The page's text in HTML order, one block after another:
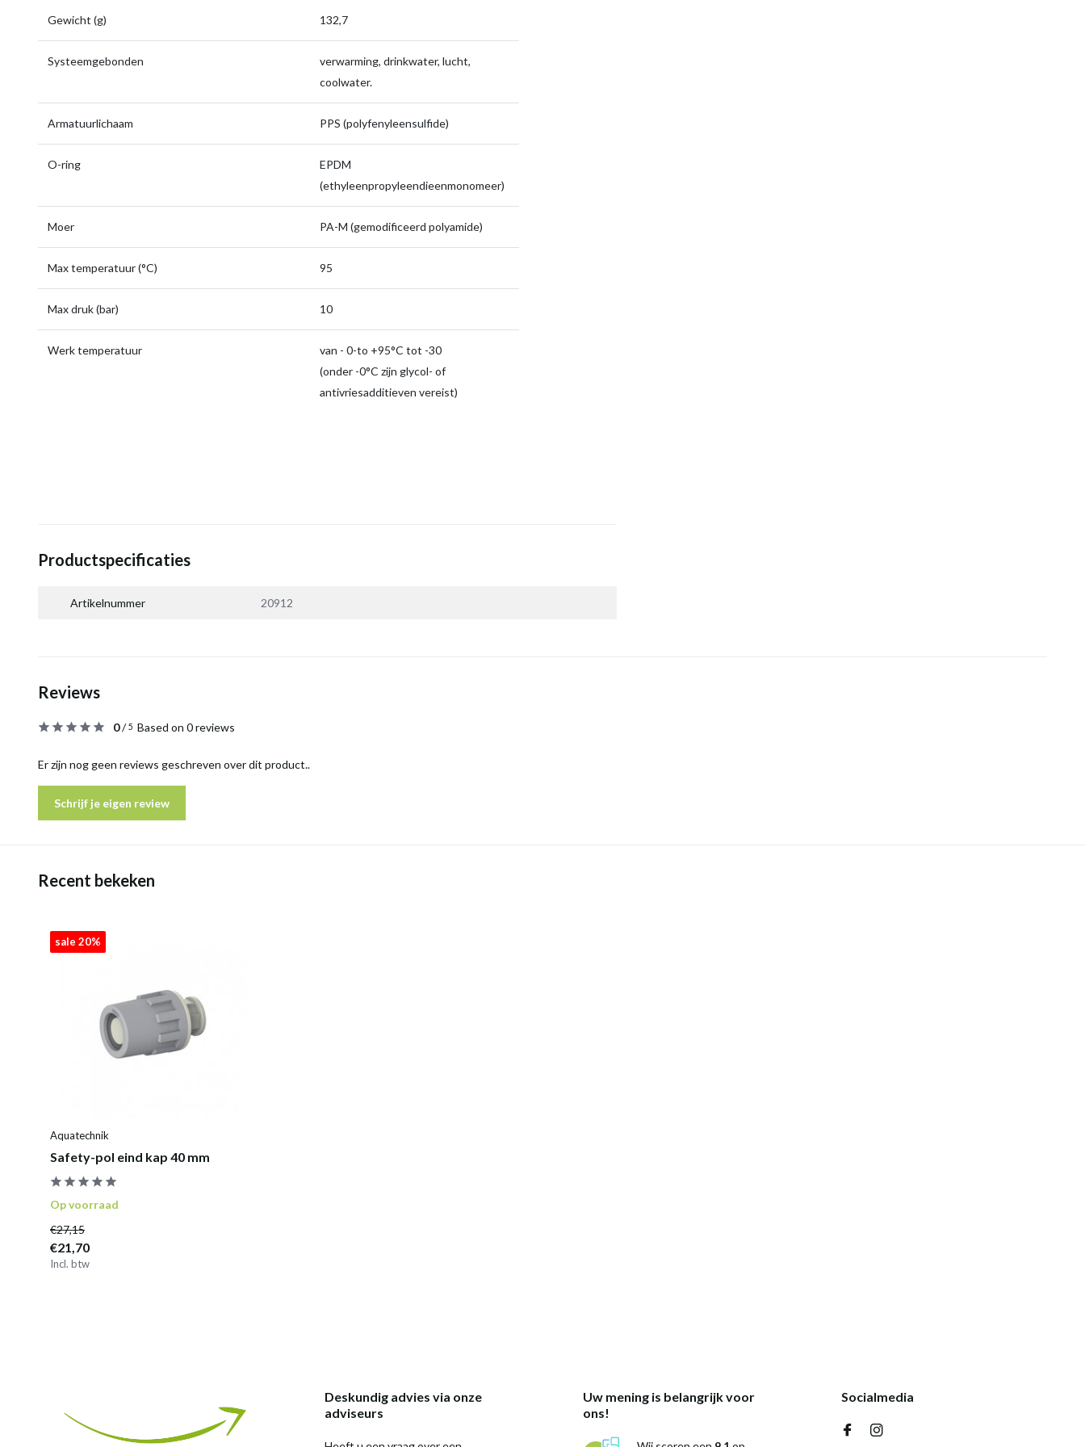
Gewicht (g) 132,7
Systeemgebonden
verwarming, drinkwater, lucht,
coolwater.
Armatuurlichaam PPS (polyfenyleensulfide)
O-ring
EPDM
(ethyleenpropyleendieenmonomeer)
Moer PA-M (gemodificeerd polyamide)
Max temperatuur (°C) 95
Max druk (bar) 10
Werk temperatuur
van - 0-to +95°C tot -30
(onder -0°C zijn glycol- of
antivriesadditieven vereist)
Productspecificaties
Artikelnummer 20912
Reviews
0/5 Based on 0 reviews
Er zijn nog geen reviews geschreven over dit product..
Schrijf je eigen review
Recent bekeken
sale 20%
Aquatechnik
Safety-pol eind kap 40 mm
Op voorraad
€27,15
€21,70
Incl. btw
Deskundig advies via onze
adviseurs
Uw mening is belangrijk voor
ons!
Socialmedia